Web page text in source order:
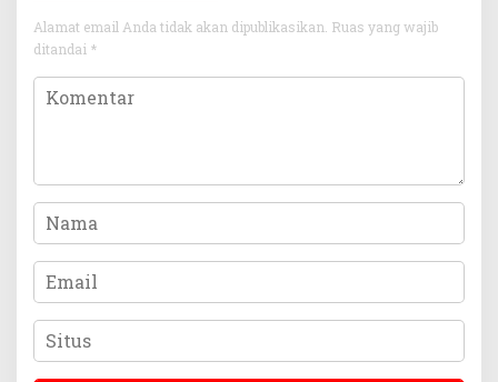
Alamat email Anda tidak akan dipublikasikan. Ruas yang wajib
ditandai *